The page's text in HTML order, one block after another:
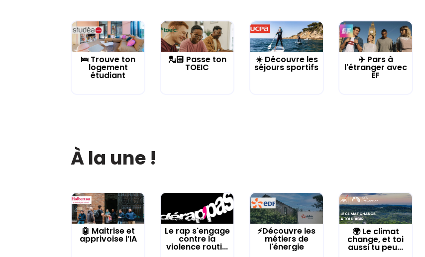
🛌 Trouve ton
logement
étudiant
💂🏻 Passe ton
TOEIC
☀️ Découvre les
séjours sportifs
✈️ Pars à
l'étranger avec
EF
À la une !
🤖 Maitrise et
apprivoise l’IA
Le rap s'engage
contre la
violence routi...
⚡Découvre les
métiers de
l'énergie
🌍 Le climat
change, et toi
aussi tu peu...